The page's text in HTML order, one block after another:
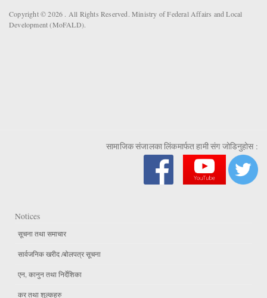
Copyright © 2026 . All Rights Reserved. Ministry of Federal Affairs and Local
Development (MoFALD).
सामाजिक संजालका लिंकमार्फत हामी संग जोडिनुहोस :
Notices
सूचना तथा समाचार
सार्वजनिक खरीद /बोलपत्र सूचना
एन, कानुन तथा निर्देशिका
कर तथा शुल्कहरु